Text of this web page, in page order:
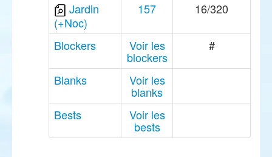
Jardin
(+Noc)
157 16/320
Blockers Voir les
blockers
#
Blanks Voir les
blanks
Bests
Voir les
bests